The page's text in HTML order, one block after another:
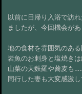
以前に日帰り入浴で訪
ましたが、今回機会が
地の食材を雰囲気のあ
岩魚のお刺身と塩焼きは
山菜の天麩羅や蕎麦も
同行した妻も大変感激し